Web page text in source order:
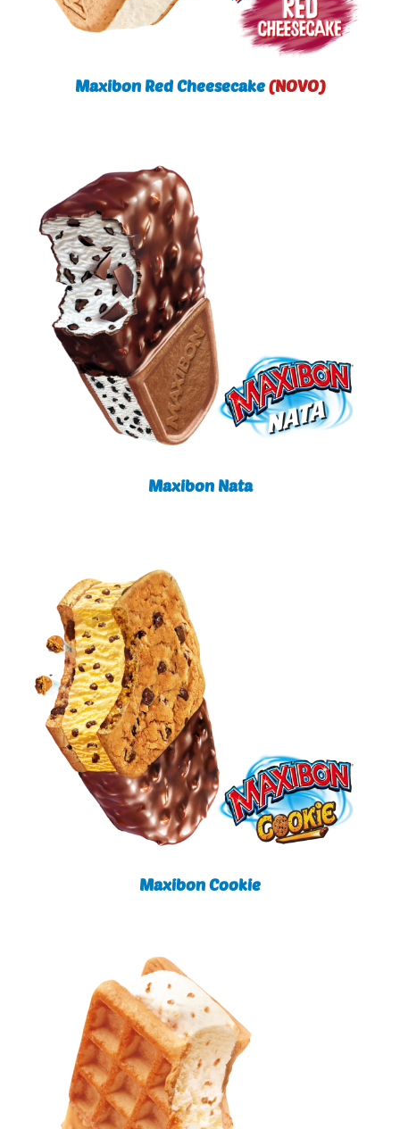
Maxibon Red Cheesecake(NOVO)
Maxibon Nata
Maxibon Cookie